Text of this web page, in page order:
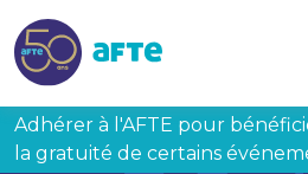
Adhérer à l'AFTE pour
la gratuité de certains